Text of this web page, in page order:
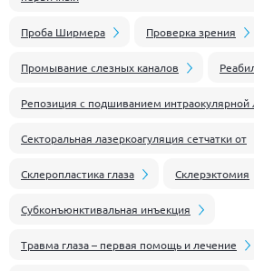
Проба Ширмера Проверка зрения
Промывание слезных каналов
Репозиция с подшиванием интраокулярной
Секторальная лазеркоагуляция сетчатки от
Склеропластика глаза Склерэктомия
Субконъюнктивальная инъекция
Травма глаза – первая помощь и лечение